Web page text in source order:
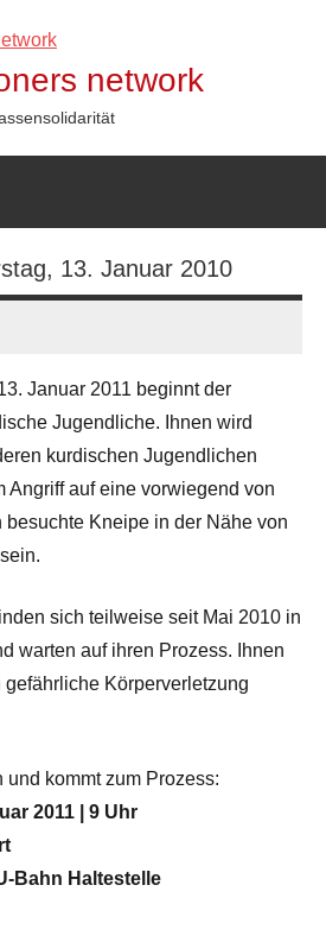
network
13. Januar 2010
Januar 2011 beginnt der
Jugendliche. Ihnen wird
kurdischen Jugendlichen
Angriff auf eine vorwiegend von
Kneipe in der Nähe von
sich teilweise seit Mai 2010 in
warten auf ihren Prozess. Ihnen
Körperverletzung
kommt zum Prozess:
2011 | 9 Uhr
Bahn Haltestelle